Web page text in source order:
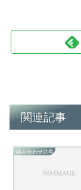
関連記事
組み合わせ共有